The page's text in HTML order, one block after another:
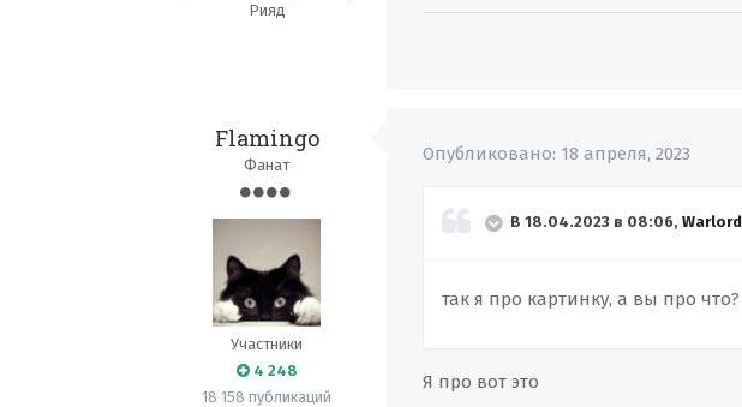
Рияд
Flamingo
Фанат
Участники
4 248
18 158 публикаций
Опубликовано: 18 апреля, 2023
В 18.04.2023 в 08:06,Warlord
так я про картинку, а вы про что?
Я про вот это